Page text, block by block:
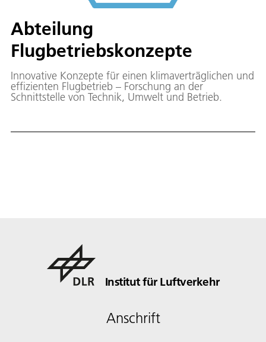
Abteilung
Flugbetriebskonzepte
Innovative Konzepte für einen klimaverträglichen und
effizienten Flugbetrieb – Forschung an der
Schnittstelle von Technik, Umwelt und Betrieb.
Institut für Luftverkehr
Anschrift